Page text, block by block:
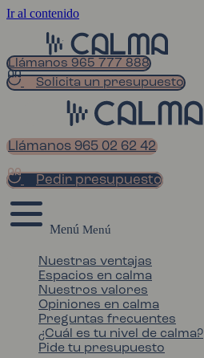
Ir al contenido
Llámanos 965 777 888
Solicita un presupuesto
Llámanos 965 02 62 42
Pedir presupuesto
Menú
Nuestras ventajas
Espacios en calma
Nuestros valores
Opiniones en calma
Preguntas frecuentes
¿Cuál es tu nivel de calma?
Pide tu presupuesto